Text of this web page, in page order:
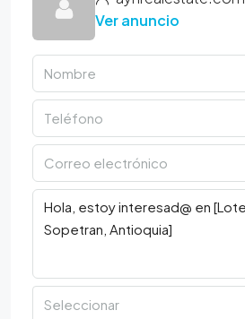
Ver anuncio
Seleccionar